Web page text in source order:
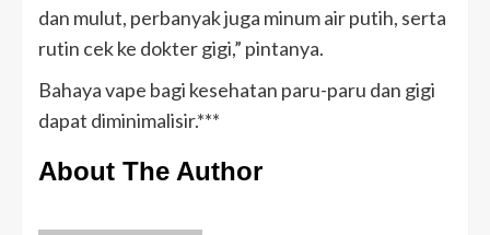
dan mulut, perbanyak juga minum air putih, serta
rutin cek ke dokter gigi,” pintanya.
Bahaya vape bagi kesehatan paru-paru dan gigi
dapat diminimalisir.***
About The Author